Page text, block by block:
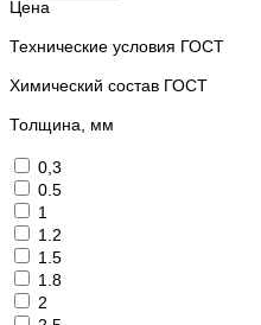
Цена
Технические условия ГОСТ
Химический состав ГОСТ
Толщина, мм
0,3
0.5
1
1.2
1.5
1.8
2